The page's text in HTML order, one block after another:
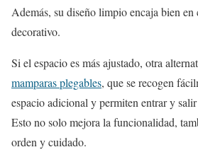
Además, su diseño limpio encaja bien
decorativo.
Si el espacio es más ajustado, otra
mamparas plegables, que se recogen
espacio adicional y permiten entrar y
Esto no solo mejora la funcionalidad,
orden y cuidado.